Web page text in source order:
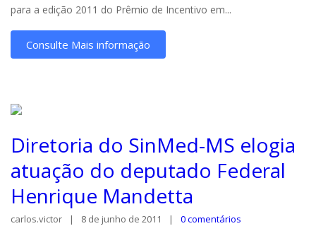
para a edição 2011 do Prêmio de Incentivo em...
Consulte Mais informação
Diretoria do SinMed-MS elogia
atuação do deputado Federal
Henrique Mandetta
carlos.victor 8 de junho de 2011 0 comentários